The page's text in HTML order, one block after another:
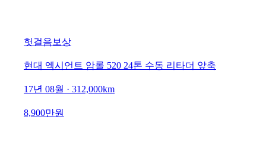
헛걸음보상
현대 엑시언트 암롤 520 24톤 수동 리타더 앞축
17년 08월 · 312,000km
8,900만원